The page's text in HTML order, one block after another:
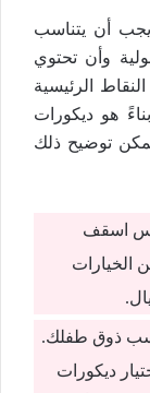
يجب أن يتناسب
وأن تحتوي
الرئيسية
هو ديكورات
توضيح ذلك
اسقف
الخيارات
ذوق طفلك.
ديكورات